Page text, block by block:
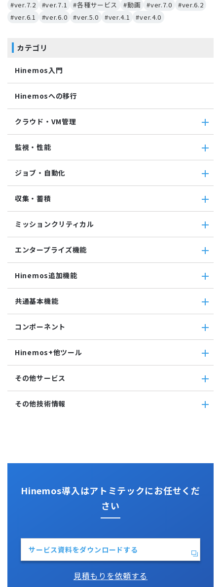
#ver.7.2 #ver.7.1 #各種サービス #動画 #ver.7.0
#ver.6.2
#ver.6.1
#ver.6.0 #ver.5.0 #ver.4.1 #ver.4.0
カテゴリ
Hinemos入門
Hinemosへの移行
クラウド・VM管理
クラウド・VM共通
クラウド管理機能(AWS)
VM管理機能
監視・性能
パケットキャプチャ監視
カスタムトラップ監視
カスタム監視
バイナリファイル監視
収集値統合監視
ログ件数監視
システムログ監視
JMX監視
SQL監視
SNMPTRAP監視
SNMP監視
HTTPシナリオ監視
Hinemosエージェント監視
Windowsイベント監視
サービス・ポート監視
リソース監視
プロセス監視
ジョブ・自動化
ジョブ機能全般について
コマンドジョブ
ファイル転送ジョブ
参照ジョブ
環境構築機能
実行契機
ファイルチェックジョブ
監視ジョブ
承認ジョブ
収集・蓄積
転送
ダウンロード
検索
蓄積
収集
ミッションクリティカル
ミッションクリティカル（Linux）
ミッションクリティカル（Windows）
エンタープライズ機能
インシデント管理連携ツール
Grafana
ユーティリティ機能
レポーティング
ノードマップ
Hinemos追加機能
Hinemosインシデントダッシュボード
メッセージフィルタ
Hinemosセキュリティオプション
共通基本機能
セルフチェック
メンテナンス
通知
アカウント
カレンダ
コンポーネント
Hinemosエージェント
Hinemosクライアント
Hinemosマネージャ
Hinemos+他ツール
google apps
teams
slack
その他サービス
CloudGate UNO
その他技術情報
Hinemos導入はアトミテックにお任せくだ
さい
サービス資料をダウンロードする
見積もりを依頼する